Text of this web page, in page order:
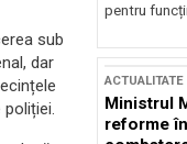
sub
dar
pentru
ACTUALITATE
Ministrul
reforme